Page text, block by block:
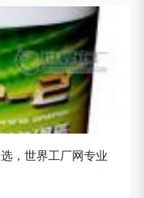
，世界工厂网专业